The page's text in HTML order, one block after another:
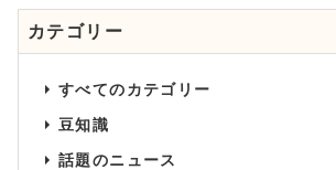
カテゴリー
すべてのカテゴリー
豆知識
話題のニュース